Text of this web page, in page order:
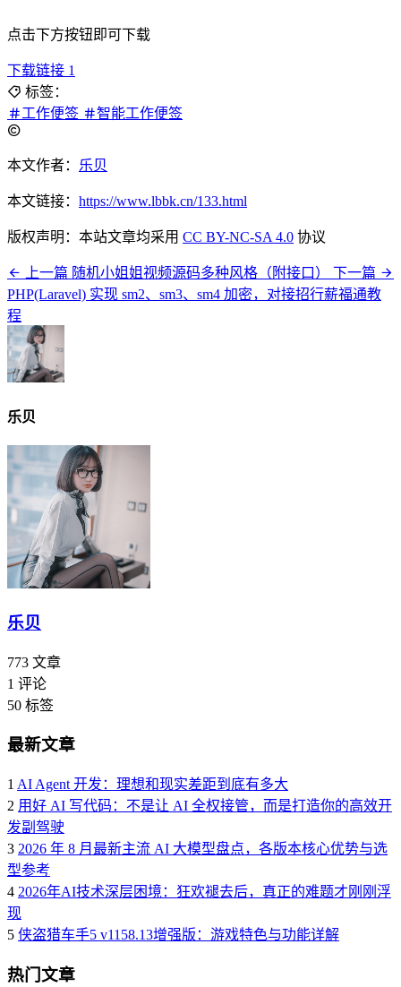
点击下方按钮即可下载
下载链接 1
标签：
工作便签
智能工作便签
本文作者： 乐贝
本文链接： https://www.lbbk.cn/133.html
版权声明：本站文章均采用 CC BY-NC-SA 4.0 协议
上一篇 随机小姐姐视频源码多种风格（附接口）
下一篇
PHP(Laravel) 实现 sm2、sm3、sm4 加密，对接招行薪福通教
程
乐贝
乐贝
773 文章
1 评论
50 标签
最新文章
1 AI Agent 开发：理想和现实差距到底有多大
2 用好 AI 写代码：不是让 AI 全权接管，而是打造你的高效开
发副驾驶
3 2026 年 8 月最新主流 AI 大模型盘点，各版本核心优势与选
型参考
4 2026年AI技术深层困境：狂欢褪去后，真正的难题才刚刚浮
现
5 侠盗猎车手5 v1158.13增强版：游戏特色与功能详解
热门文章